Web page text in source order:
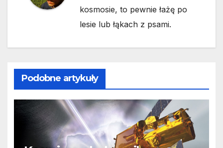
kosmosie, to pewnie łażę po
lesie lub łąkach z psami.
Podobne artykuły